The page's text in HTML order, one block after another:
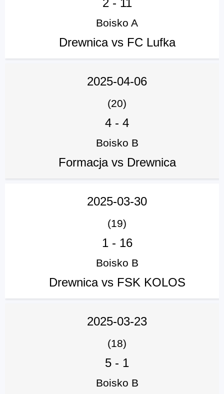
Boisko A
Drewnica vs FC Lufka
2025-04-06
(20)
4 - 4
Boisko B
Formacja vs Drewnica
2025-03-30
(19)
1- 16
Boisko B
Drewnica vs FSK KOLOS
2025-03-23
(18)
5 - 1
Boisko B